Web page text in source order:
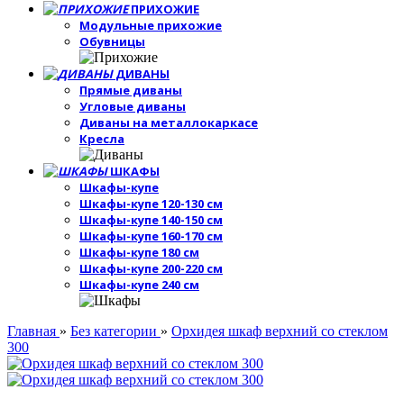
ПРИХОЖИЕ
Модульные прихожие
Обувницы
ДИВАНЫ
Прямые диваны
Угловые диваны
Диваны на металлокаркасе
Кресла
ШКАФЫ
Шкафы-купе
Шкафы-купе 120-130 см
Шкафы-купе 140-150 см
Шкафы-купе 160-170 см
Шкафы-купе 180 см
Шкафы-купе 200-220 см
Шкафы-купе 240 см
Главная » Без категории » Орхидея шкаф верхний со стеклом
300